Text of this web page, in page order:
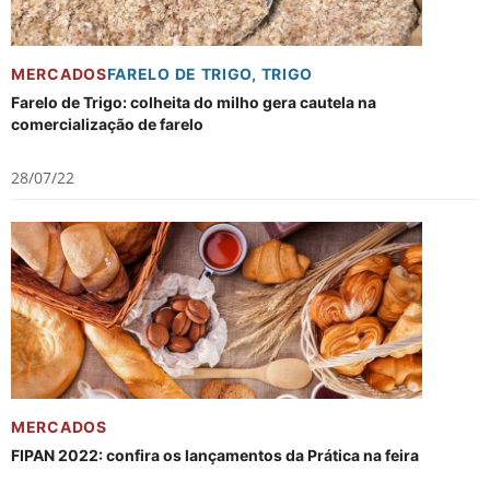
MERCADOSFARELO DE TRIGO, TRIGO
Farelo de Trigo: colheita do milho gera cautela na
comercialização de farelo
28/07/22
MERCADOS
FIPAN 2022: confira os lançamentos da Prática na feira